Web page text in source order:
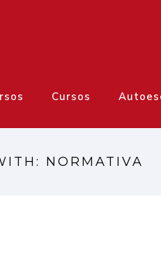
Cursos
NORMATIVA